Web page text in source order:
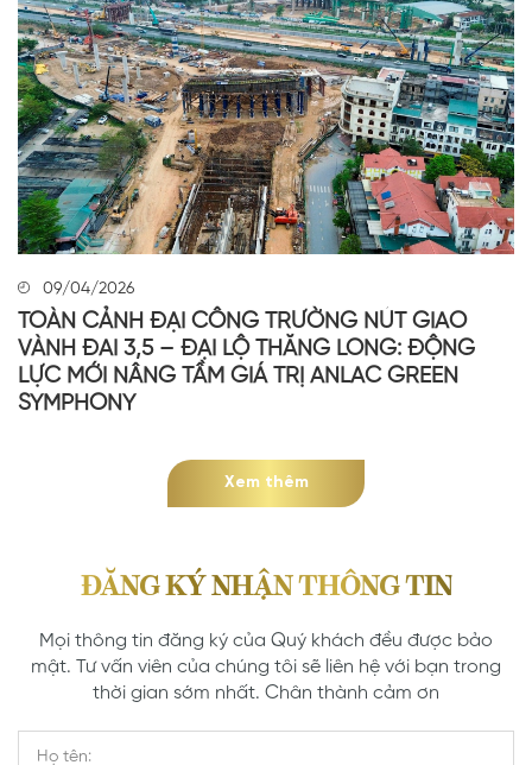
09/04/2026
TOÀN CẢNH ĐẠI CÔNG TRƯỜNG NÚT GIAO
VÀNH ĐAI 3,5 – ĐẠI LỘ THĂNG LONG: ĐỘNG
LỰC MỚI NÂNG TẦM GIÁ TRỊ ANLAC GREEN
SYMPHONY
Xem thêm
ĐĂNG KÝ NHẬN THÔNG TIN
Mọi thông tin đăng ký của Quý khách đều được bảo
mật. Tư vấn viên của chúng tôi sẽ liên hệ với bạn trong
thời gian sớm nhất. Chân thành cảm ơn